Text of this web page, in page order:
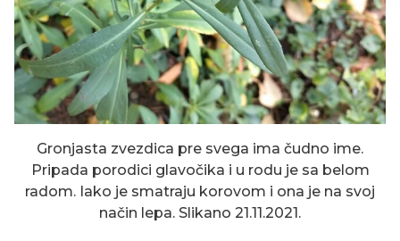
Gronjasta zvezdica pre svega ima čudno ime.
Pripada porodici glavočika i u rodu je sa belom
radom. Iako je smatraju korovom i ona je na svoj
način lepa. Slikano 21.11.2021.